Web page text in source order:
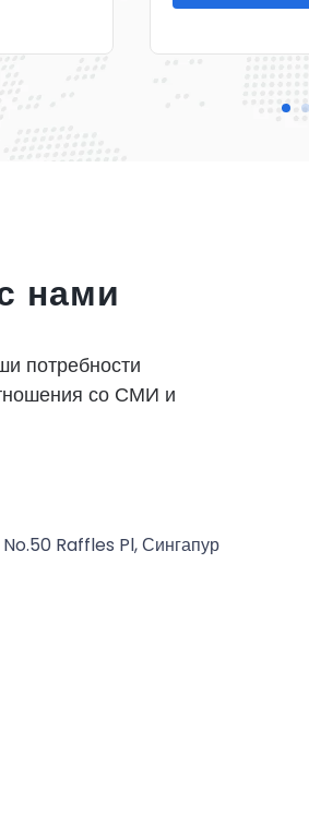
нами
потребности
со СМИ и
Raffles Pl, Сингапур